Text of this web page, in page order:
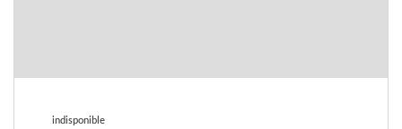
indisponible